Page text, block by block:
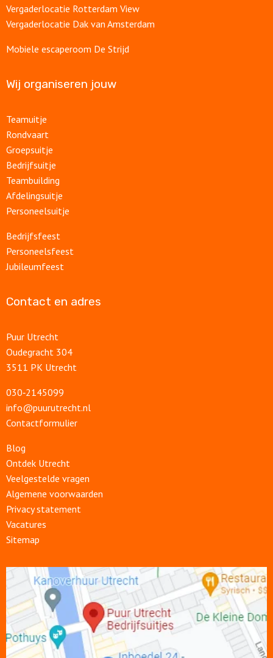
Vergaderlocatie Rotterdam View
Vergaderlocatie Dak van Amsterdam
Mobiele escaperoom De Strijd
Wij organiseren jouw
Teamuitje
Rondvaart
Groepsuitje
Bedrijfsuitje
Teambuilding
Afdelingsuitje
Personeelsuitje
Bedrijfsfeest
Personeelsfeest
Jubileumfeest
Contact en adres
Puur Utrecht
Oudegracht 304
3511 PK Utrecht
030‑2145099
info@puurutrecht.nl
Contactformulier
Blog
Ontdek Utrecht
Veelgestelde vragen
Algemene voorwaarden
Privacy statement
Vacatures
Sitemap
link